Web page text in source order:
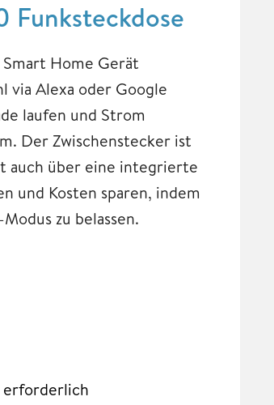
Funksteckdose
Home Gerät
via Alexa oder Google
laufen und Strom
Der Zwischenstecker ist
auch über eine integrierte
und Kosten sparen, indem
zu belassen.
erforderlich